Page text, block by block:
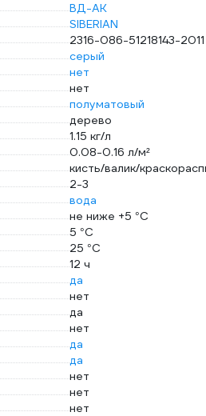
ВД-АК
SIBERIAN
2316-086-51218143-2011
серый
нет
нет
полуматовый
дерево
1.15 кг/л
0.08-0.16 л/м²
кисть/валик/
2-3
вода
не ниже +5 °С
5 °С
25 °С
12 ч
да
нет
да
нет
да
да
нет
нет
нет